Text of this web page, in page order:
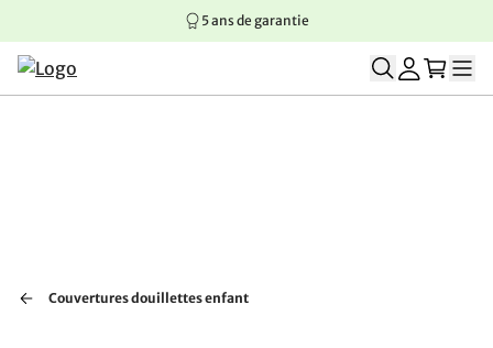
Aller au contenu principal
Aller à la navigation principale
Aller au pied de page
5 ans de garantie
Couvertures douillettes enfant